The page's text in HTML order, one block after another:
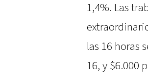
1,4%. Las
las 16 horas
16, y $6.000